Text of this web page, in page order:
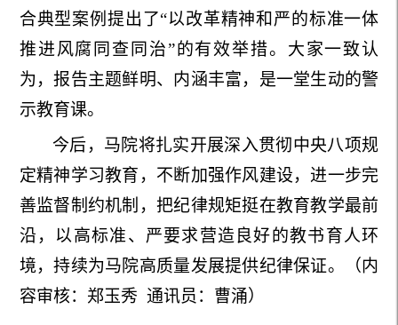
合典型案例提出了“以改革精神和严的标准一体
推进风腐同查同治”的有效举措。大家一致认
为，报告主题鲜明、内涵丰富，是一堂生动的警
示教育课。
今后，马院将扎实开展深入贯彻中央八项规
定精神学习教育， 不断加强作风建设，进一步完
善监督制约机制，把纪律规矩挺在教育教学最前
沿，以高标准、严要求营造良好的教书育人环
境，持续为马院高质量发展提供纪律保证。（内
容审核： 郑玉秀 通讯员：曹涌）